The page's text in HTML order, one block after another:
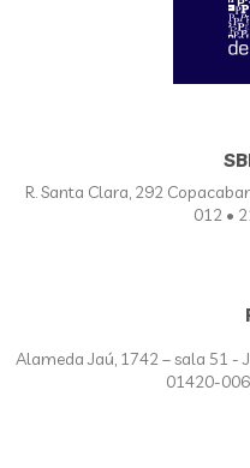
R. Santa Clara, 292
012 •
Alameda Jaú, 1742 – sala 51 -
01420-